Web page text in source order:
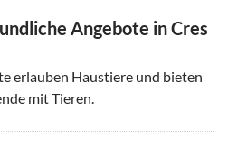
Angebote in Cres
erlauben Haustiere und bieten
mit Tieren.